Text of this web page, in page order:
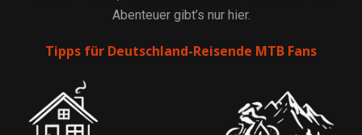
Abenteuer gibt’s nur hier.
Tipps für Deutschland-Reisende MTB Fans